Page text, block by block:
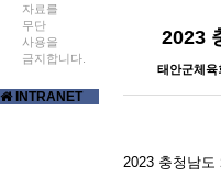
2023
태안군체육
2023 충청남도
자료를
무단
사용을
금지합니다.
INTRANET